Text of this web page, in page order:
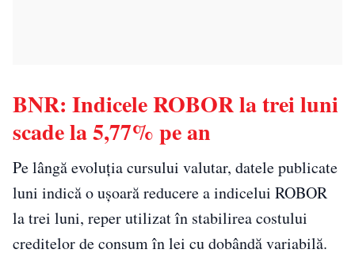
BNR: Indicele ROBOR la trei luni
scade la 5,77% pe an
Pe lângă evoluția cursului valutar, datele publicate
luni indică o ușoară reducere a indicelui ROBOR
la trei luni, reper utilizat în stabilirea costului
creditelor de consum în lei cu dobândă variabilă.